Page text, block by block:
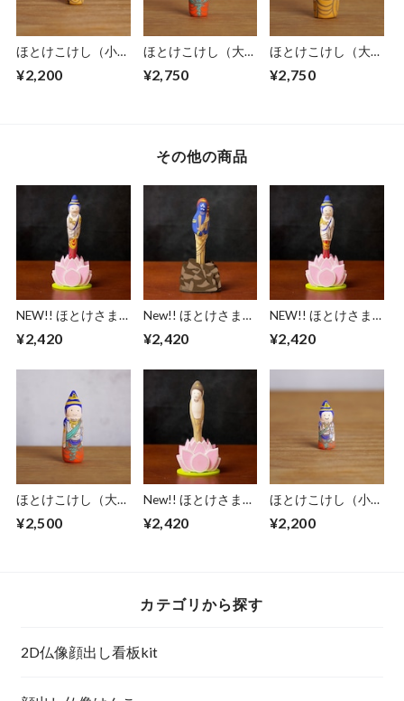
ほとけこけし（小）
¥2,200
ほとけこけし（大）
¥2,750
ほとけこけし（大）
¥2,750
その他の商品
NEW!! ほとけさま
薩 -
¥2,420
New!! ほとけさまボ
-
¥2,420
NEW!! ほとけさま
薩 -
¥2,420
ほとけこけし（大）
¥2,500
New!! ほとけさまボ
来 -
¥2,420
ほとけこけし（小）
¥2,200
カテゴリから探す
2D仏像顔出し看板kit